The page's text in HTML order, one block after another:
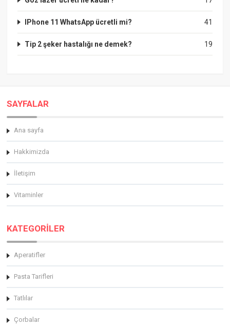
41
IPhone 11 WhatsApp ücretli mi?
19
Tip 2 şeker hastalığı ne demek?
SAYFALAR
Ana sayfa
Hakkimizda
İletişim
Vitaminler
KATEGORİLER
Aperatifler
Pasta Tarifleri
Tatlılar
Çorbalar